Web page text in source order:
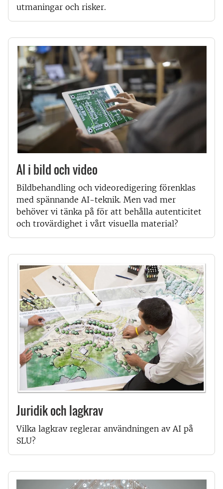
utmaningar och risker.
AI i bild och video
Bildbehandling och videoredigering förenklas
med spännande AI-teknik. Men vad mer
behöver vi tänka på för att behålla autenticitet
och trovärdighet i vårt visuella material?
Juridik och lagkrav
Vilka lagkrav reglerar användningen av AI på
SLU?